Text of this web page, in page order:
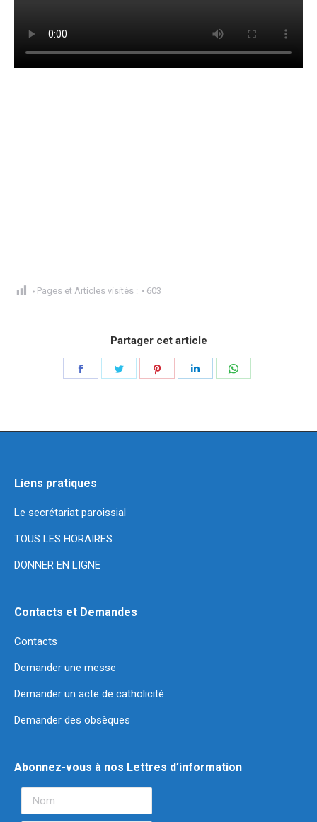
Pages et Articles visités : 603
Partager cet article
Liens pratiques
Le secrétariat paroissial
TOUS LES HORAIRES
DONNER EN LIGNE
Contacts et Demandes
Contacts
Demander une messe
Demander un acte de catholicité
Demander des obsèques
Abonnez-vous à nos Lettres d’information